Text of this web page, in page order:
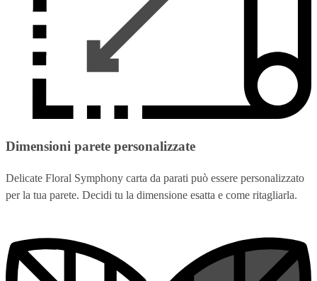
Dimensioni parete personalizzate
Delicate Floral Symphony carta da parati può essere personalizzato
per la tua parete. Decidi tu la dimensione esatta e come ritagliarla.